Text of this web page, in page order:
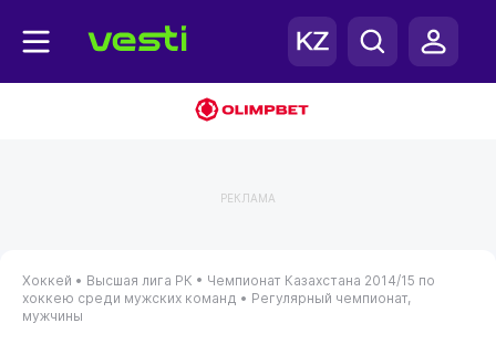
РЕКЛАМА
Хоккей • Высшая лига РК • Чемпионат Казахстана 2014/15 по
хоккею среди мужских команд • Регулярный чемпионат,
мужчины